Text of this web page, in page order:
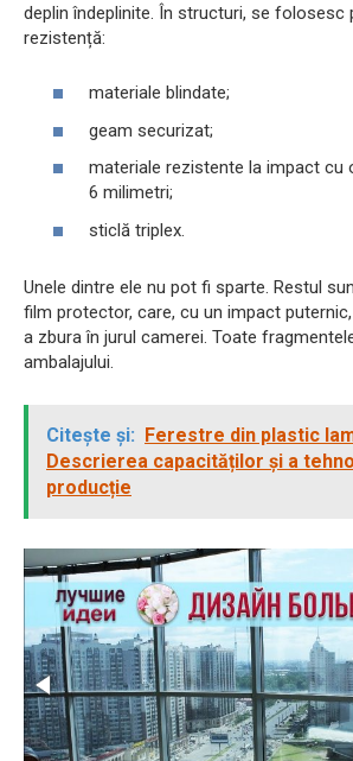
deplin îndeplinite. În structuri, se folosesc
rezistență:
materiale blindate;
geam securizat;
materiale rezistente la impact cu
6 milimetri;
sticlă triplex.
Unele dintre ele nu pot fi sparte. Restul
film protector, care, cu un impact
a zbura în jurul camerei. Toate
ambalajului.
Citește și: Ferestre din plastic
Descrierea capacităților și a
producție